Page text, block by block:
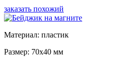
заказать похожий
Материал: пластик
Размер: 70x40 мм